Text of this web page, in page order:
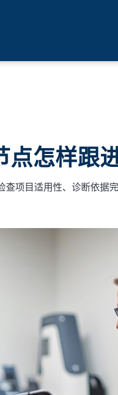
点怎样跟
项目适用性、诊断依据